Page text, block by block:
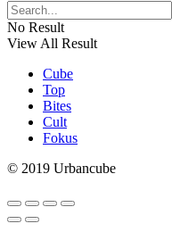
No Result
View All Result
Cube
Top
Bites
Cult
Fokus
© 2019 Urbancube